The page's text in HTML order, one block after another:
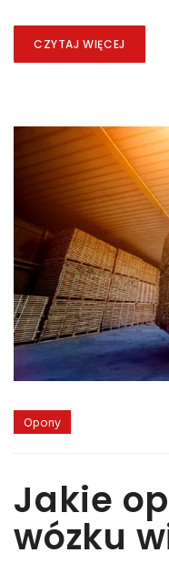
CZYTAJ WIĘCEJ
Opony
Jakie
wózku